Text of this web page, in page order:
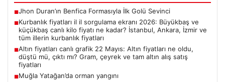
■Jhon Duran’ın Benfica Formasıyla İlk Golü Sevinci
■Kurbanlık fiyatları il il sorgulama ekranı 2026: Büyükbaş ve
küçükbaş canlı kilo fiyatı ne kadar? İstanbul, Ankara, İzmir ve
tüm illerin kurbanlık fiyatları
■Altın fiyatları canlı grafik 22 Mayıs: Altın fiyatları ne oldu,
düştü mü, çıktı mı? Gram, çeyrek ve tam altın alış satış
fiyatları
■Muğla Yatağan’da orman yangını